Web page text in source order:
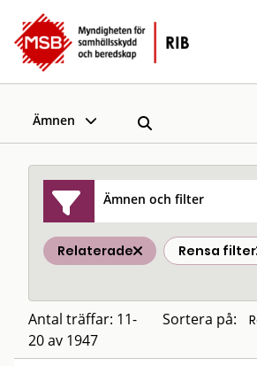
Ämnen
Ämnen och filter
Relaterade Rensa filter
Antal träffar: 11-
20 av 1947
Sortera på: